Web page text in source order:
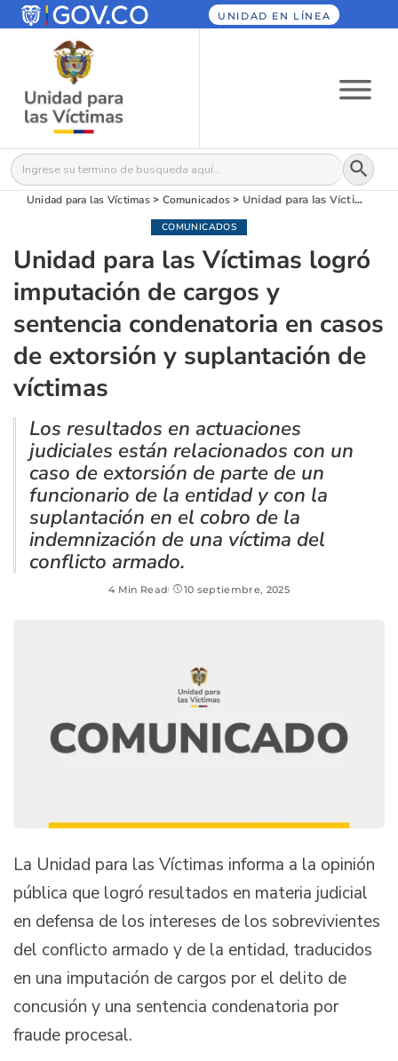
UNIDAD EN LÍNEA
Buscar: Botón
Unidad para las Víctimas> Comunicados > Unidad para las Víctimas logró imputación de cargos y sentencia condenatoria en casos de extorsión y suplantación de víctimas
COMUNICADOS
Unidad para las Víctimas logró
imputación de cargos y
sentencia condenatoria en casos
de extorsión y suplantación de
víctimas
Los resultados en actuaciones
judiciales están relacionados con un
caso de extorsión de parte de un
funcionario de la entidad y con la
suplantación en el cobro de la
indemnización de una víctima del
conflicto armado.
4 Min Read 10 septiembre, 2025
La Unidad para las Víctimas informa a la opinión
pública que logró resultados en materia judicial
en defensa de los intereses de los sobrevivientes
del conflicto armado y de la entidad, traducidos
en una imputación de cargos por el delito de
concusión y una sentencia condenatoria por
fraude procesal.